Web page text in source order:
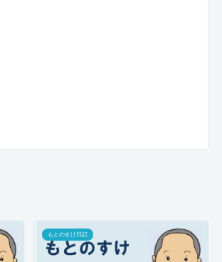
もとのすけ日記